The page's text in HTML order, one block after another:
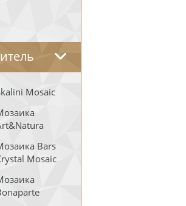
Mosaic
Bars
Mosaic